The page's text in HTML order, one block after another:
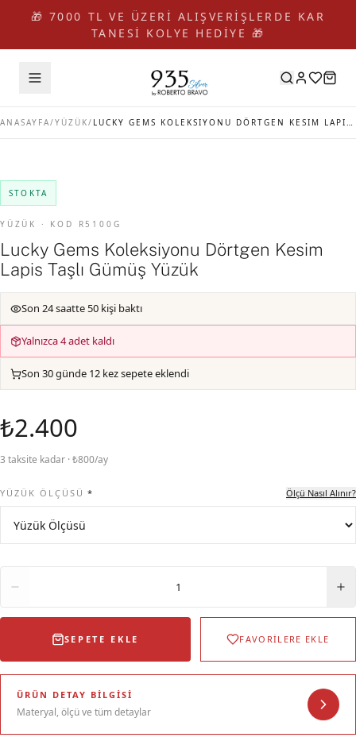
🎁 7000 TL VE ÜZERİ ALIŞVERİŞLERDE KAR
TANESİ KOLYE HEDİYE 🎁
ANASAYFA/YÜZÜK/ LUCKY GEMS KOLEKSIYONU DÖRTGEN KESIM LAPIS TAŞLI GÜMÜŞ YÜZÜK
STOKTA
YÜZÜK · KOD R5100G
Lucky Gems Koleksiyonu Dörtgen Kesim
Lapis Taşlı Gümüş Yüzük
Son 24 saatte 50 kişi baktı
Yalnızca 4 adet kaldı
Son 30 günde 12 kez sepete eklendi
₺2.400
3 taksite kadar · ₺800/ay
YÜZÜK ÖLÇÜSÜ * Ölçü Nasıl Alınır?
1
SEPETE EKLE FAVORİLERE EKLE
ÜRÜN DETAY BILGISI
Materyal, ölçü ve tüm detaylar